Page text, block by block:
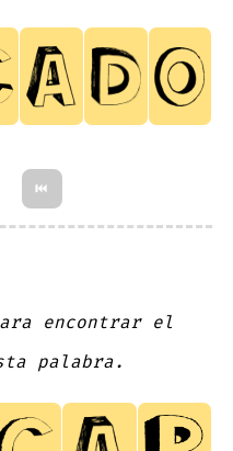
⏮
encontrar el
palabra.